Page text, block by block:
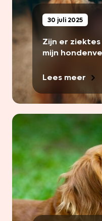
30 juli 2025
Zijn er
mijn
Lees meer